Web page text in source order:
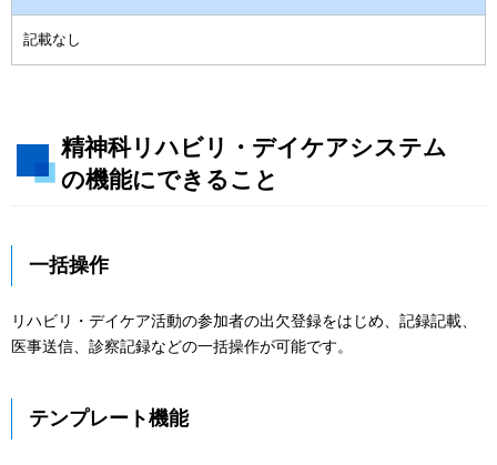
記載なし
精神科リハビリ・デイケアシステム
の機能にできること
一括操作
リハビリ・デイケア活動の参加者の出欠登録をはじめ、記録記載、
医事送信、診察記録などの一括操作が可能です。
テンプレート機能